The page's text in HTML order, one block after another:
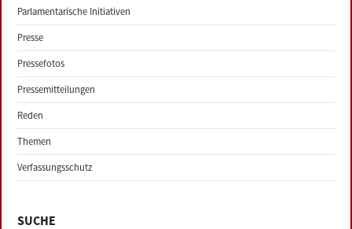
Parlamentarische Initiativen
Presse
Pressefotos
Pressemitteilungen
Reden
Themen
Verfassungsschutz
SUCHE